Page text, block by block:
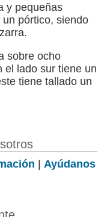
y pequeñas
pórtico, siendo
sobre ocho
el lado sur tiene un
tiene tallado un
| Ayúdanos